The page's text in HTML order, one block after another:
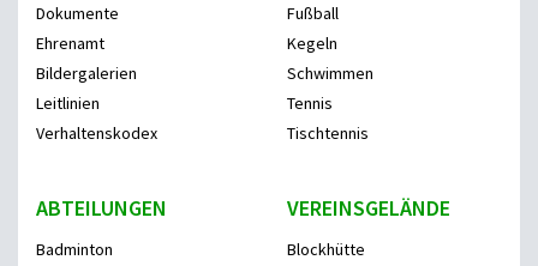
Dokumente
Ehrenamt
Bildergalerien
Leitlinien
Verhaltenskodex
Fußball
Kegeln
Schwimmen
Tennis
Tischtennis
ABTEILUNGEN
Badminton
VEREINSGELÄNDE
Blockhütte